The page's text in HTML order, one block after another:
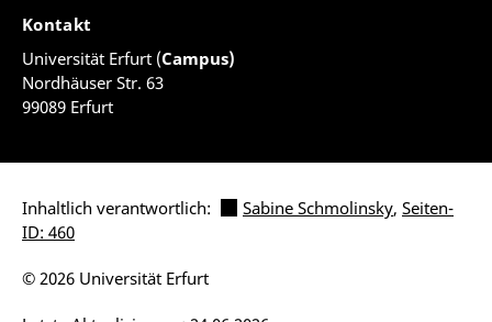
Kontakt
Universität Erfurt (Campus)
Nordhäuser Str. 63
99089 Erfurt
Inhaltlich verantwortlich: Sabine Schmolinsky, Seiten-
ID: 460
© 2026 Universität Erfurt